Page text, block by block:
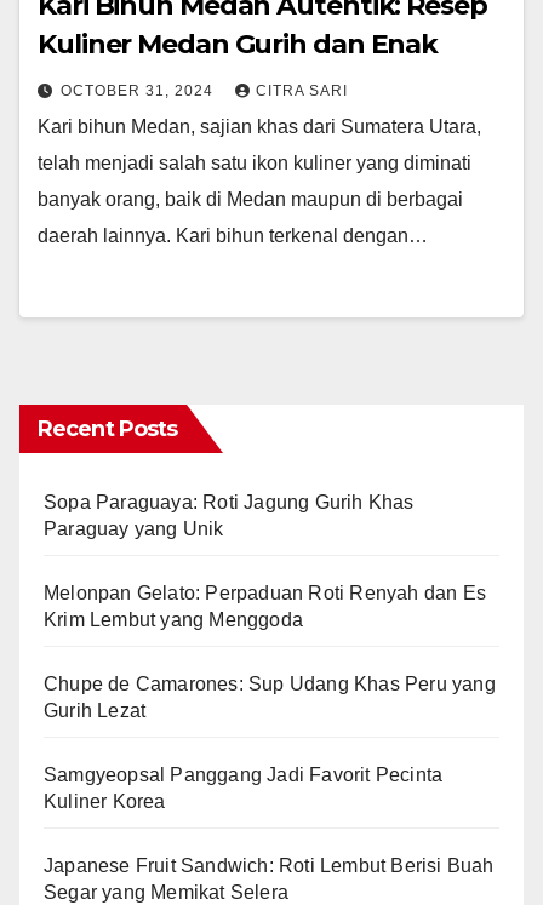
Kuliner Medan Gurih dan Enak
OCTOBER 31, 2024 CITRA SARI
Kari bihun Medan, sajian khas dari Sumatera Utara,
telah menjadi salah satu ikon kuliner yang diminati
banyak orang, baik di Medan maupun di berbagai
daerah lainnya. Kari bihun terkenal dengan…
Recent Posts
Sopa Paraguaya: Roti Jagung Gurih Khas
Paraguay yang Unik
Melonpan Gelato: Perpaduan Roti Renyah dan Es
Krim Lembut yang Menggoda
Chupe de Camarones: Sup Udang Khas Peru yang
Gurih Lezat
Samgyeopsal Panggang Jadi Favorit Pecinta
Kuliner Korea
Japanese Fruit Sandwich: Roti Lembut Berisi Buah
Segar yang Memikat Selera